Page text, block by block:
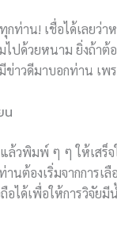
ท่าน! เชื่อได้เลยว่
ไปด้วยหนาม ยิ่งถ้า
ข่าวดีมาบอกท่าน เ
น
ล้วพิมพ์ ๆ ๆ ให้เสร็
านต้องเริ่มจากการ
อได้เพื่อให้การวิจัย